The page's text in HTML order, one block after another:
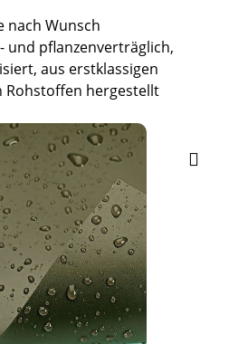
nach Wunsch
und pflanzenverträglich,
aus erstklassigen
hergestellt